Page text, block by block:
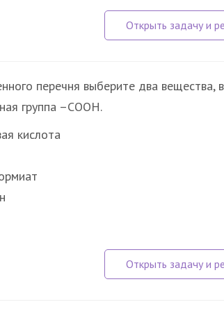
перечня выберите два вещества,
группа –СООН.
кислота